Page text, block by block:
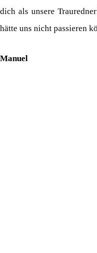
dich als unsere
hätte uns nicht passieren
Manuel